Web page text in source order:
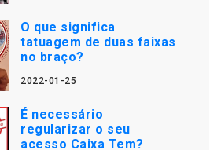
O que significa
tatuagem de duas faixas
no braço?
2022-01-25
É necessário
regularizar o seu
acesso Caixa Tem?